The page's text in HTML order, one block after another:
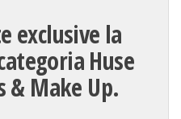
exclusive la
Huse
& Make Up.